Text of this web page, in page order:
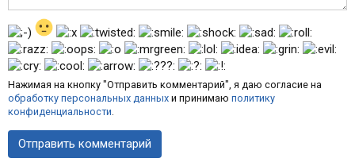
Нажимая на кнопку "Отправить комментарий", я даю согласие на
обработку персональных данных и принимаю политику
конфиденциальности